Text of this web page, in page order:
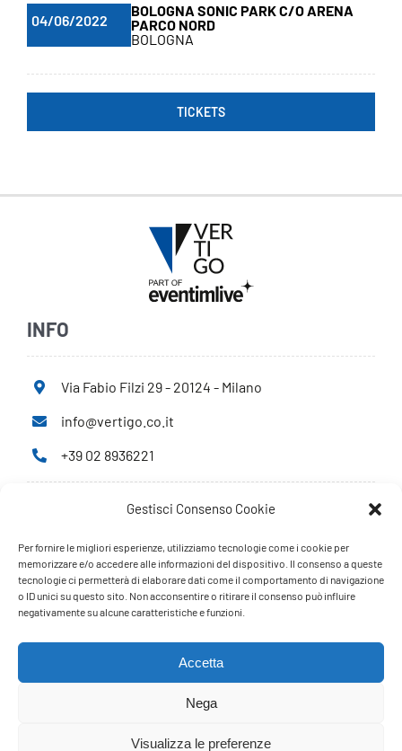
Gestisci Consenso Cookie
Per fornire le migliori esperienze, utilizziamo tecnologie come i cookie per
memorizzare e/o accedere alle informazioni del dispositivo. Il consenso a queste
tecnologie ci permetterà di elaborare dati come il comportamento di navigazione
o ID unici su questo sito. Non acconsentire o ritirare il consenso può influire
negativamente su alcune caratteristiche e funzioni.
Accetta
Nega
Visualizza le preferenze
04/06/2022
BOLOGNA SONIC PARK C/O ARENA
PARCO NORD
BOLOGNA
TICKETS
INFO
Via Fabio Filzi 29 - 20124 - Milano
info@vertigo.co.it
+39 02 8936221
Privacy Policy
Cookie Policy
PARTNERS